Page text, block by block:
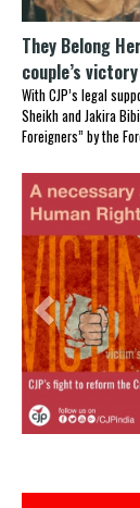
They Belong
couple’s
With CJP’s legal
Sheikh and Jakira
Foreigners” by the
Previous